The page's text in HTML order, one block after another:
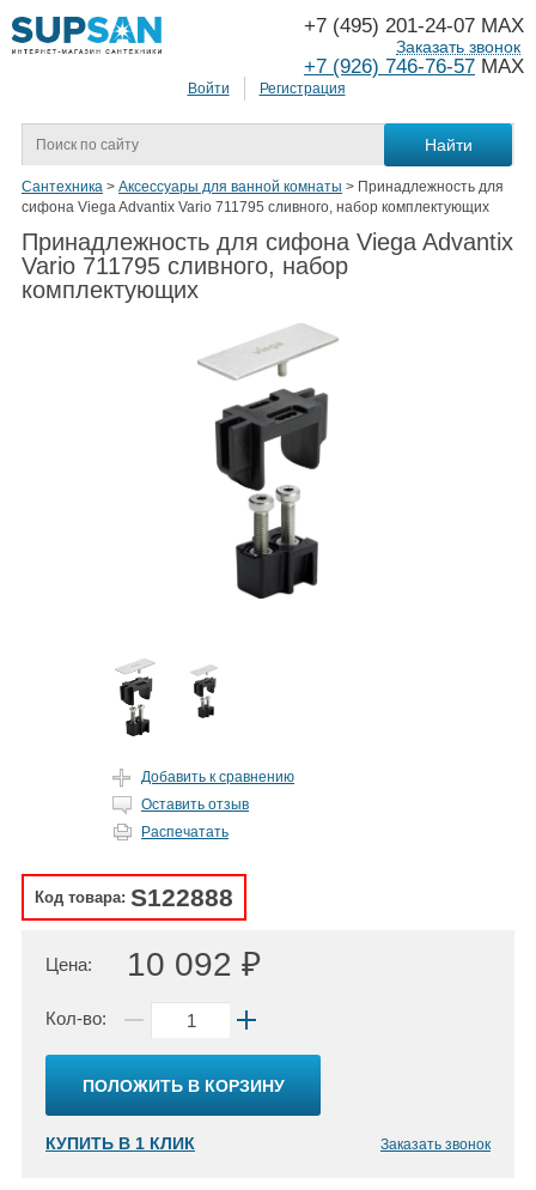
Войти Регистрация
+7 (495) 201-24-07 MAX
+7 (926) 746-76-57 MAX
Заказать звонок
Сантехника > Аксессуары для ванной комнаты > Принадлежность для
сифона Viega Advantix Vario 711795 сливного, набор комплектующих
Принадлежность для сифона Viega Advantix
Vario 711795 сливного, набор
комплектующих
Добавить к сравнению
Оставить отзыв
Распечатать
Код товара: S122888
Цена: 10 092 ₽
Кол-во:
ПОЛОЖИТЬ В КОРЗИНУ
КУПИТЬ В 1 КЛИК Заказать звонок